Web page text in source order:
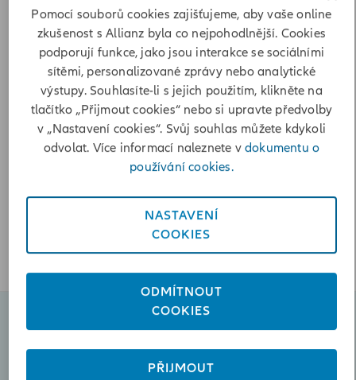
Vypočítat vzdálenost
Poslat zprávu
+420608857633
+420773556909
Otevírací doba
08:00-15:00
08:00-16:00
08:00-15:00
Naplánovat schůzku
Pomocí souborů cookies zajišťujeme, aby vaše online
zkušenost s Allianz byla co nejpohodlnější. Cookies
podporují funkce, jako jsou interakce se sociálními
sítěmi, personalizované zprávy nebo analytické
výstupy. Souhlasíte-li s jejich použitím, klikněte na
tlačítko „Přijmout cookies“ nebo si upravte předvolby
v „Nastavení cookies“. Svůj souhlas můžete kdykoli
odvolat. Více informací naleznete v dokumentu o
používání cookies.
NASTAVENÍ
COOKIES
ODMÍTNOUT
COOKIES
PŘIJMOUT